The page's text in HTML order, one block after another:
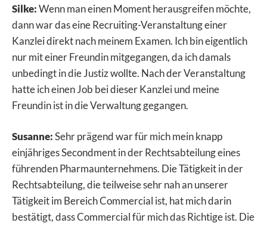
Silke:Wenn man einen Moment herausgreifen möchte,
dann war das eine Recruiting-Veranstaltung einer
Kanzlei direkt nach meinem Examen. Ich bin eigentlich
nur mit einer Freundin mitgegangen, da ich damals
unbedingt in die Justiz wollte. Nach der Veranstaltung
hatte ich einen Job bei dieser Kanzlei und meine
Freundin ist in die Verwaltung gegangen.
Susanne:Sehr prägend war für mich mein knapp
einjähriges Secondment in der Rechtsabteilung eines
führenden Pharmaunternehmens. Die Tätigkeit in der
Rechtsabteilung, die teilweise sehr nah an unserer
Tätigkeit im Bereich Commercial ist, hat mich darin
bestätigt, dass Commercial für mich das Richtige ist. Die